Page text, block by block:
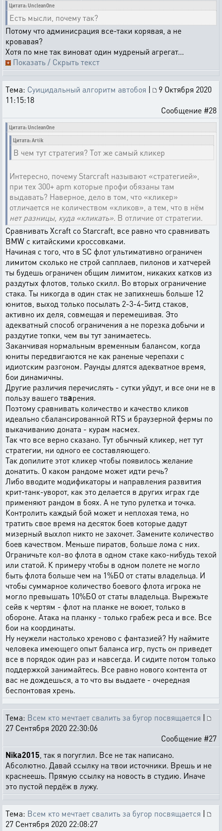
Цитата: UncleanOne
Есть мысли, почему так?
Потому что админисрация все-таки корявая, а не
кровавая?
Хотя по мне так виноват один мудреный агрегат...
Показать / Скрыть текст
Тема: Суицидальный алгоритм автобоя |
9 Октября 2020
11:15:18
Сообщение #28
Цитата: UncleanOne
Цитата: Artik
В чем тут стратегия? Тот же самый кликер
Интересно, почему Starcraft называют «стратегией»,
при тех 300+ apm которые профи обязаны там
выдавать? Наверное, дело в том, что «кликер»
отличается не количеством «кликов», а тем, что в нём
нет разницы, куда «кликать». В отличие от стратегии.
Сравнивать Xcraft со Starcraft, все равно что сравнивать
BMW с китайскими кроссовками.
Начиная с того, что в SC флот ультимативно ограничен
лимитом сколько не строй сапплаев, пилонов и хатчерей
ты будешь ограничен общим лимитом, никаких катков из
раздутых флотов, только скилл. Во вторых ограничение
стака. Ты никогда в один стак не запихнешь больше 12
юнитов, выход только посылать 2-3-4-5итд стаков,
активно их деля, совмещая и перемешивая. Это
адекватный способ ограничения а не порезка добычи и
раздутие топки, чем вы тут занимаетесь.
Заканчивая нормальным временным балансом, когда
юниты передвигаются не как раненые черепахи с
идиотским разгоном. Раунды длятся адекватное время,
бои динамичны.
Другие различия перечислять - сутки уйдут, и все они не в
пользу вашего тварения.
Поэтому сравнивать количество и качество кликов
идеально сбалансированной RTS и браузерной фермы по
выкачиванию доната - курам насмех.
Так что все верно сказано. Тут обычный кликер, нет тут
стратегии, ни одного ее составляющего.
Так допилите этот кликер чтобы появилось желание
донатить. О каком рандоме может идти речь?
Либо вводите модификаторы и направления развития
крит-танк-уворот, как это делается в других играх где
применяют рандом в боях. А не тупо рулетка и точка.
Контролить каждый бой может и неплохая тема, но
тратить свое время на десяток боев которые дадут
мизерный выхлоп никто не захочет. Замените количество
боев качеством. Меньше пиратов, больше лома с них.
Ограничьте кол-во флота в одном стаке како-нибудь техой
или статой. К примеру чтобы в одном полете не могло
быть флота больше чем на 1%БО от статы владельца. И
чтобы суммарное количество боевого флота игрока не
могло превышать 10%БО от статы владельца. Вырежьте
сейв к чертям - флот на планке не воюет, только в
обороне. Атака на планку - только грабеж реса и все. Все
бои на координаты.
Ну неужели настолько хреново с фантазией? Ну наймите
человека имеющего опыт баланса игр, пусть он приведет
все в порядок один раз и навсегда. И сидите потом только
поддержкой занимайтесь. Все равно нового контента от
вас не дождешься, а то что вы выдаете - очередная
беспонтовая хрень.
Тема: Всем кто мечтает свалить за бугор посвящается |
27 Сентября 2020 22:30:06
Сообщение #27
Nika2015 , так я погуглил. Все не так написано.
Абсолютно. Давай ссылку на твои источники. Врешь и не
краснеешь. Прямую ссылку на новость в студию. Иначе
это пустой пердёж в лужу.
Тема: Всем кто мечтает свалить за бугор посвящается |
27 Сентября 2020 22:08:27